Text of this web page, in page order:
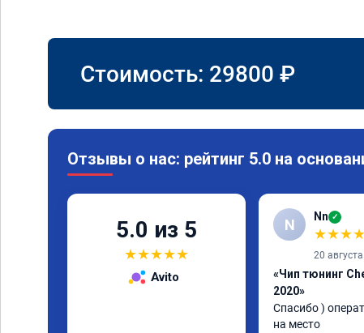
Стоимость: 29800 ₽
Отзывы о нас: рейтинг 5.0 на
5.0 из 5
★★★★★
Avito
N Nn ✓
★★★★
20
«Чип тюнинг
2020»
Спасибо )
на место